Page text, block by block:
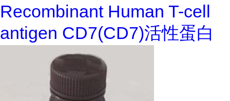
Recombinant Human T-cell
antigen CD7(CD7)活性蛋白